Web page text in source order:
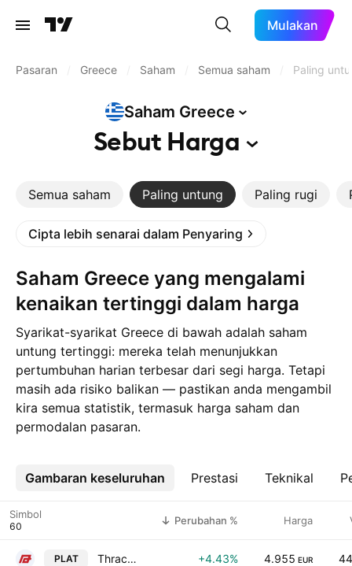
Mulakan
Pasaran Greece Saham Semua saham Paling
Saham Greece
Sebut Harga
Semua saham Paling untung Paling rugi
Cipta lebih senarai dalam Penyaring
Saham Greece yang mengalami
kenaikan tertinggi dalam harga
Syarikat-syarikat Greece di bawah adalah saham
untung tertinggi: mereka telah menunjukkan
pertumbuhan harian terbesar dari segi harga. Tetapi
masih ada risiko balikan — pastikan anda mengambil
kira semua statistik, termasuk harga saham dan
permodalan pasaran.
Gambaran keseluruhan Prestasi Teknikal
Lebih
Simbol Perubahan % Harga
PLAT Thrace Plastics Holding and Commercial S.A. +4.43% 4.955 EUR